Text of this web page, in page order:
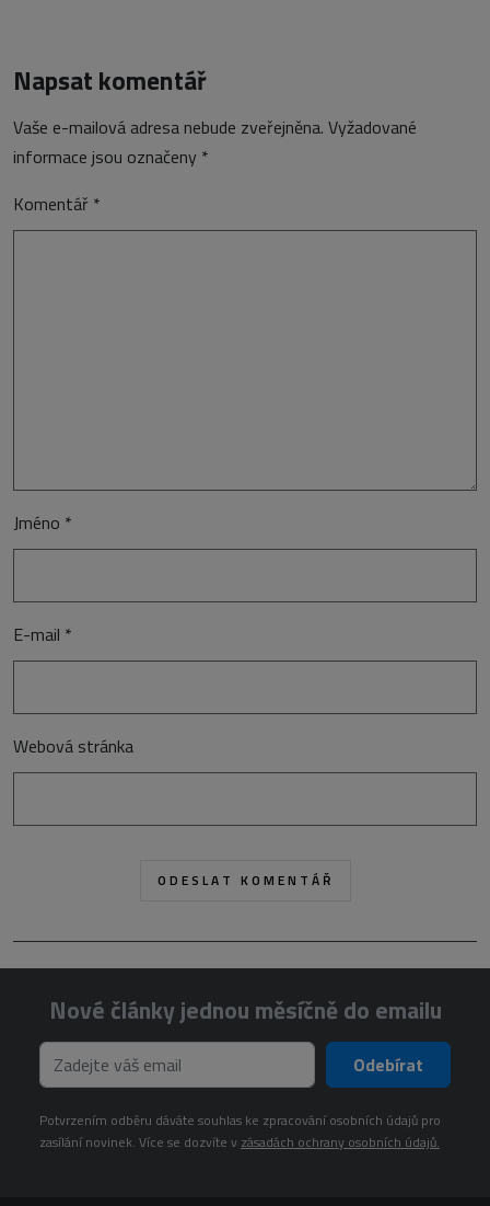
Napsat komentář
Vaše e-mailová adresa nebude zveřejněna. Vyžadované
informace jsou označeny *
Komentář *
Jméno *
E-mail *
Webová stránka
Nové články jednou měsíčně do emailu
Odebírat
Potvrzením odběru dáváte souhlas ke zpracování osobních údajů pro
zasílání novinek. Více se dozvíte v zásadách ochrany osobních údajů.